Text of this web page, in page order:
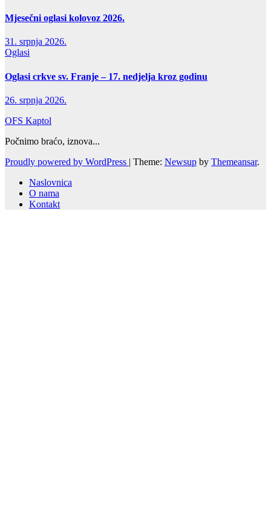
Mjesečni oglasi kolovoz 2026.
31. srpnja 2026.
Oglasi
Oglasi crkve sv. Franje – 17. nedjelja kroz godinu
26. srpnja 2026.
OFS Kaptol
Počnimo braćo, iznova...
Proudly powered by WordPress | Theme: Newsup by Themeansar.
Naslovnica
O nama
Kontakt